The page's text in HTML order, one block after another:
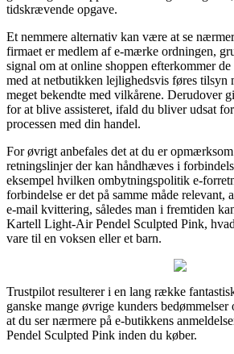
tidskrævende opgave.
Et nemmere alternativ kan være at se
firmaet er medlem af e-mærke ordningen,
signal om at online shoppen efterkommer
med at netbutikken lejlighedsvis føres tilsyn
meget bekendte med vilkårene. Derudover
for at blive assisteret, ifald du bliver udsat
processen med din handel.
For øvrigt anbefales det at du er
retningslinjer der kan håndhæves i
eksempel hvilken ombytningspolitik e-
forbindelse er det på samme måde relevant,
e-mail kvittering, således man i fremtiden
Kartell Light-Air Pendel Sculpted Pink,
vare til en voksen eller et barn.
Trustpilot resulterer i en lang række
ganske mange øvrige kunders bedømmelser
at du ser nærmere på e-butikkens
Pendel Sculpted Pink inden du køber.